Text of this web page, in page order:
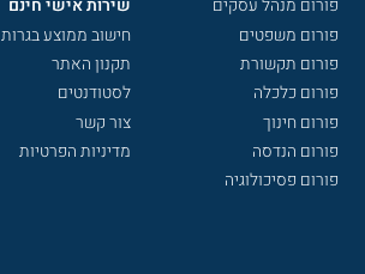
פורום מנהל עסקים
פורום משפטים
פורום תקשורת
פורום כלכלה
פורום חינוך
פורום הנדסה
פורום פסיכולוגיה
שירות אישי חינם
חישוב ממוצע בגרות
תקנון האתר
לסטודנטים
צור קשר
מדיניות הפרטיות